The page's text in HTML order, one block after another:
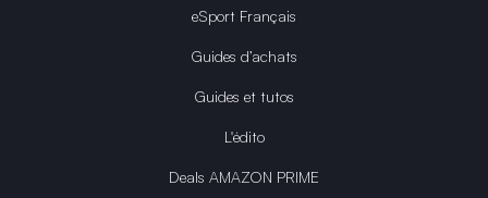
eSport Français
Guides d’achats
Guides et tutos
L'édito
Deals AMAZON PRIME